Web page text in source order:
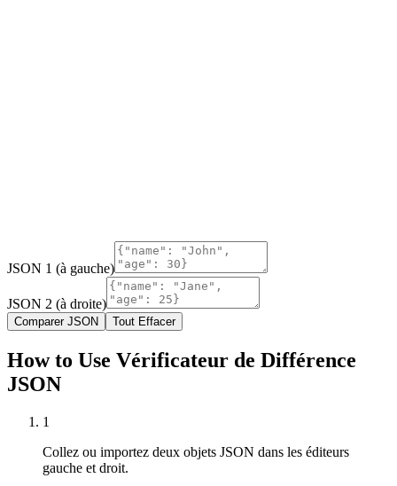
JSON 1 (à gauche)
JSON 2 (à droite)
Comparer JSON Tout Effacer
How to Use Vérificateur de Différence
JSON
1
Collez ou importez deux objets JSON dans les éditeurs
gauche et droit.